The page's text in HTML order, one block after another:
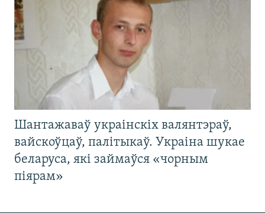
Шантажаваў украінскіх валянтэраў,
вайскоўцаў, палітыкаў. Украіна шукае
беларуса, які займаўся «чорным
піярам»